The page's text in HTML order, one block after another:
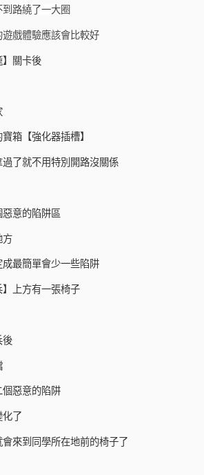
路繞了一大圈
戲體驗應該會比較好
】關卡後
箱【強化器插槽】
了就不用特別開路沒關係
意的陷阱區
方
最簡單會少一些陷阱
上方有一張椅子
後
惡意的陷阱
化了
來到同學所在地前的椅子了